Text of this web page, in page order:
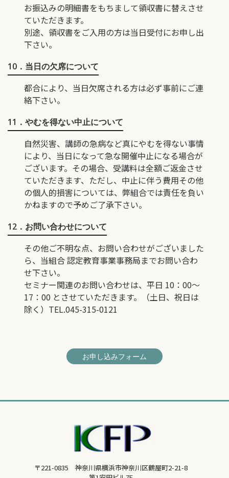
お振込みの明細書をもちまして領収書に替えさせ
ていただきます。
別途、領収書をご入用の方は当日受付にお申し出
下さい。
10．当日の欠席について
都合により、当日欠席される方は必ず事前にご連
絡下さい。
11．やむを得ない中止について
自然災害、講師の急病など真にやむを得ない事情
により、当日になって急な開催中止になる場合が
ございます。その場合、受講料は全額ご返金させ
ていただきます、ただし、中止に伴う費用その他
の個人的損害については、弊組合では責任を負い
かねますので予めご了承下さい。
12．お問い合わせについて
その他ご不明な点、お問い合わせがございました
ら、当組合 認定教育事業事務局までお問い合わ
せ下さい。
セミナー関連のお問い合わせは、平日 10：00～
17：00 とさせていただきます。（土日、祝日は
除く）TEL.045-315-0121
お申し込みフォーム
〒221-0835 神奈川県横浜市神奈川区鶴屋町2-21-8